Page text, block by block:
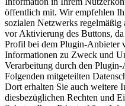
öffentlich mit. Wir empfehlen
sozialen Netzwerks regelmäßig
vor Aktivierung des Buttons,
Profil bei dem Plugin-Anbieter
Informationen zu Zweck und
Verarbeitung durch den
Folgenden mitgeteilten
Dort erhalten Sie auch weitere
diesbezüglichen Rechten und